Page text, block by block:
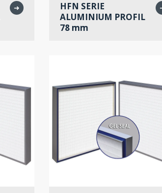
➜
HFN SERIE
ALUMINIUM PROFIL
78 mm